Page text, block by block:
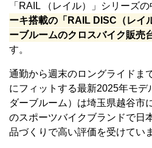
「RAIL （レイル）」シリーズの
ーキ搭載の「RAIL DISC（レイ
ーブルームのクロスバイク販売
す。
通勤から週末のロングライドま
にフィットする最新2025年モ
ダーブルーム）は埼玉県越谷市
のスポーツバイクブランドで日
品づくりで高い評価を受けてい